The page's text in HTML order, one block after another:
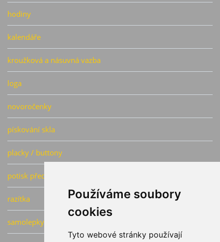
Používáme soubory
cookies
Tyto webové stránky používají
hodiny
kalendáře
kroužková a násuvná vazba
loga
novoročenky
pískování skla
placky / buttony
potisk předmětů
razítka
samolepky